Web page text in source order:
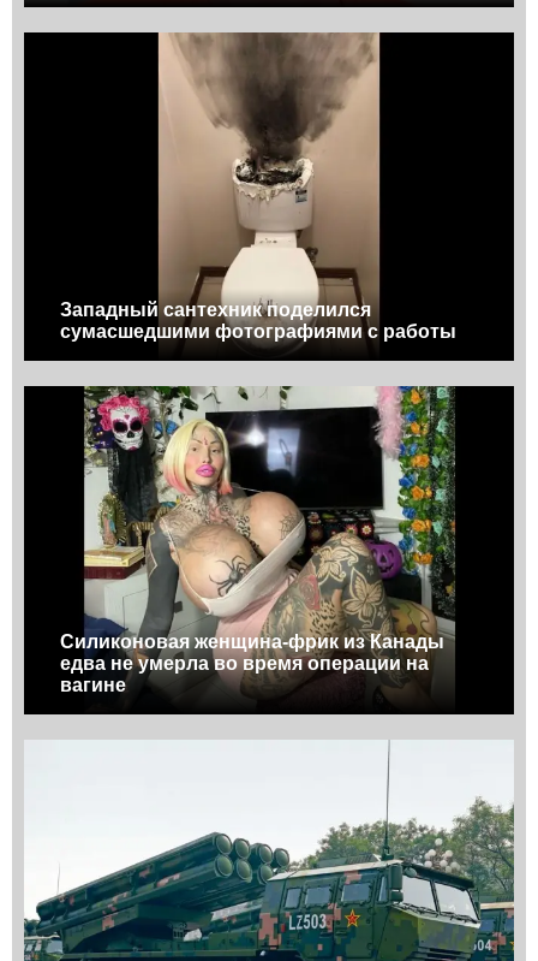
Западный сантехник поделился
сумасшедшими фотографиями с работы
Силиконовая женщина-фрик из Канады
едва не умерла во время операции на
вагине